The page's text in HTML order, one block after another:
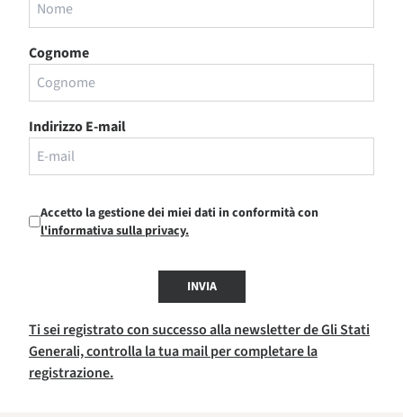
Cognome
Indirizzo E-mail
Accetto la gestione dei miei dati in conformità con
l'informativa sulla privacy.
INVIA
Ti sei registrato con successo alla newsletter de Gli Stati
Generali, controlla la tua mail per completare la
registrazione.